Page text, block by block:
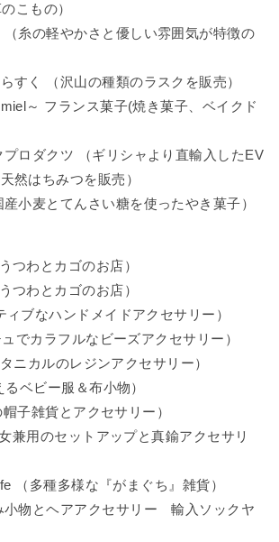
こもの）
（糸の軽やかさと優しい雰囲気が特徴の
すく （沢山の種類のラスクを販売）
～ フランス菓子(焼き菓子、ベイクド
プロダクツ （ギリシャより直輸入したEV
然はちみつを販売）
小麦とてんさい糖を使ったやき菓子）
つわとカゴのお店）
つわとカゴのお店）
ブなハンドメイドアクセサリー）
でカラフルなビーズアクセサリー）
ニカルのレジンアクセサリー）
ベビー服＆布小物）
子雑貨とアクセサリー）
兼用のセットアップと真鍮アクセサリ
（多種多様な『がまぐち』雑貨）
小物とヘアアクセサリー 輸入ソックヤ